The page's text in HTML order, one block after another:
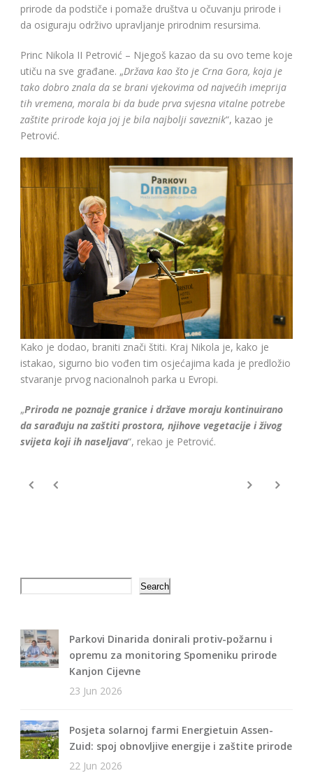
prirode da podstiče i pomaže društva u očuvanju prirode i
da osiguraju održivo upravljanje prirodnim resursima.
Princ Nikola II Petrović – Njegoš kazao da su ovo teme koje
utiču na sve građane. „Država kao što je Crna Gora, koja je
tako dobro znala da se brani vjekovima od najvećih imeprija
tih vremena, morala bi da bude prva svjesna vitalne potrebe
zaštite prirode koja joj je bila najbolji saveznik“, kazao je
Petrović.
Kako je dodao, braniti znači štiti. Kraj Nikola je, kako je
istakao, sigurno bio vođen tim osjećajima kada je predložio
stvaranje prvog nacionalnoh parka u Evropi.
„Priroda ne poznaje granice i države moraju kontinuirano
da sarađuju na zaštiti prostora, njihove vegetacije i živog
svijeta koji ih naseljava“, rekao je Petrović.
Search
Parkovi Dinarida donirali protiv-požarnu i
opremu za monitoring Spomeniku prirode
Kanjon Cijevne
23 Jun 2026
Posjeta solarnoj farmi Energietuin Assen-
Zuid: spoj obnovljive energije i zaštite prirode
22 Jun 2026